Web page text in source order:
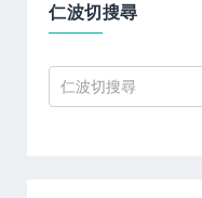
仁波切搜尋